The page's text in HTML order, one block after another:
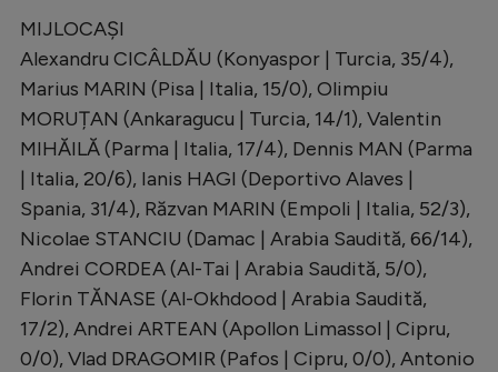
MIJLOCAȘI
Alexandru CICÂLDĂU (Konyaspor | Turcia, 35/4),
Marius MARIN (Pisa | Italia, 15/0), Olimpiu
MORUȚAN (Ankaragucu | Turcia, 14/1), Valentin
MIHĂILĂ (Parma | Italia, 17/4), Dennis MAN (Parma
| Italia, 20/6), Ianis HAGI (Deportivo Alaves |
Spania, 31/4), Răzvan MARIN (Empoli | Italia, 52/3),
Nicolae STANCIU (Damac | Arabia Saudită, 66/14),
Andrei CORDEA (Al-Tai | Arabia Saudită, 5/0),
Florin TĂNASE (Al-Okhdood | Arabia Saudită,
17/2), Andrei ARTEAN (Apollon Limassol | Cipru,
0/0), Vlad DRAGOMIR (Pafos | Cipru, 0/0), Antonio